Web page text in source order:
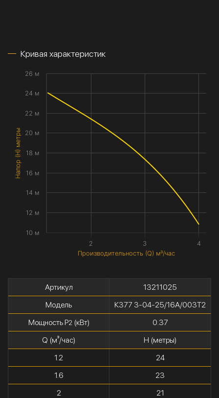
Кривая характеристик
Производительность (Q) м³/час
Напор (H) метры
2 3 4
10 м
12 м
14 м
16 м
18 м
20 м
22 м
24 м
26 м
Артикул
13211025
Модель
К377 3-04-25/16А/003Т2
Мощность P2(кВт)
0.37
Q (м³/час)
H (метры)
1.2
24
1.6
23
2
21